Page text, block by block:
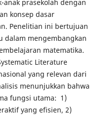
prasekolah dengan
konsep dasar
Penelitian ini bertujuan
dalam mengembangkan
matematika.
Literature
yang relevan dari
menunjukkan bahwa
fungsi utama: 1)
yang efisien, 2)